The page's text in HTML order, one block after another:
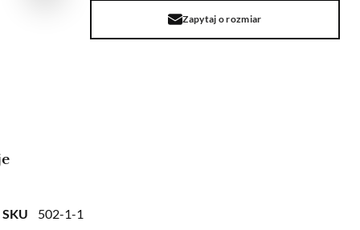
Zapytaj o rozmiar
SKU 502-1-1